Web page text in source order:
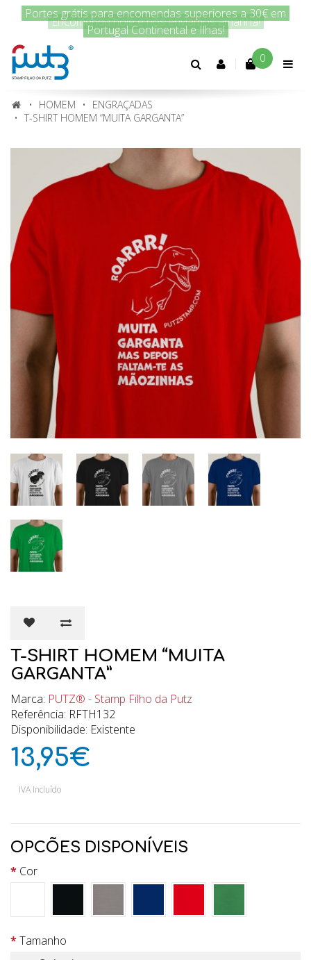
Encomenda hoje e nós enviamos amanhã!
Conta 0
HOMEM
ENGRAÇADAS
T-SHIRT HOMEM “MUITA GARGANTA”
T-SHIRT HOMEM “MUITA
GARGANTA”
Marca: PUTZ® - Stamp Filho da Putz
Referência: RFTH132
Disponibilidade: Existente
13,95€
IVA Incluído
OPCÕES DISPONÍVEIS
Cor
Tamanho